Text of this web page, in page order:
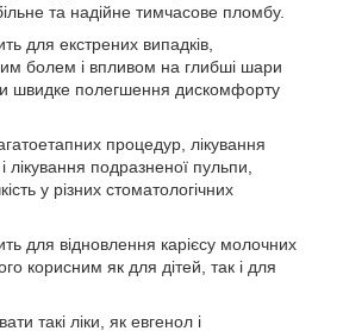
та надійне тимчасове пломбу.
для екстрених випадків,
болем і впливом на глибші шари
швидке полегшення дискомфорту
процедур, лікування
лікування подразненої пульпи,
у різних стоматологічних
для відновлення карієсу молочних
корисним як для дітей, так і для
такі ліки, як евгенол і